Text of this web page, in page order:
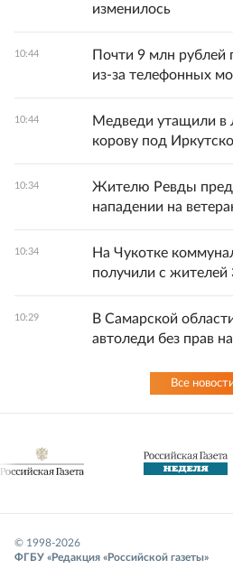
изменилось
10:44
Почти 9 млн рублей
из‑за телефонных
10:44
Медведи утащили в
корову под
10:34
Жителю Ревды
нападении на
10:34
На Чукотке
получили с жителей
10:29
В Самарской
автоледи без прав
Все
© 1998-2026
ФГБУ «Редакция «Российской газеты»